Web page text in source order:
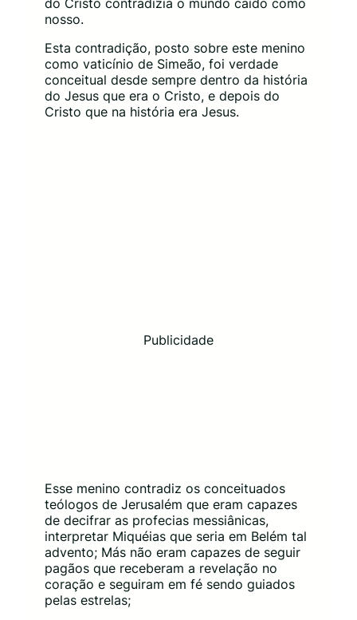
do Cristo contradizia o mundo caído como
nosso.
Esta contradição, posto sobre este menino
como vaticínio de Simeão, foi verdade
conceitual desde sempre dentro da história
do Jesus que era o Cristo, e depois do
Cristo que na história era Jesus.
Publicidade
Esse menino contradiz os conceituados
teólogos de Jerusalém que eram capazes
de decifrar as profecias messiânicas,
interpretar Miquéias que seria em Belém tal
advento; Más não eram capazes de seguir
pagãos que receberam a revelação no
coração e seguiram em fé sendo guiados
pelas estrelas;